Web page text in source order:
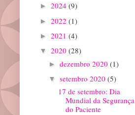
► 2024 (9)
► 2022 (1)
► 2021 (4)
▼ 2020 (28)
► dezembro 2020 (1)
▼ setembro 2020 (5)
17 de setembro: Dia
Mundial da Segurança
do Paciente